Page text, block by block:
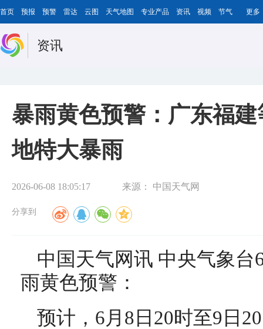
首页 预报 预警 雷达 云图 天气地图 专业产品 资讯 视频 节气 更多
资讯
暴雨黄色预警：广东福
地特大暴雨
2026-06-08 18:05:17 来源： 中国天气网
分享到
中国天气网讯 中央气象台
雨黄色预警：
预计，6月8日20时至9日